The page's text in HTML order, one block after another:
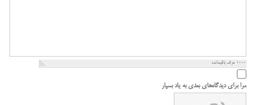
1000 حرف باقیمانده
مرا برای دیدگاه‌های بعدی به یاد بسپار